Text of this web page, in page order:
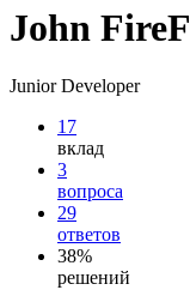
John
Junior Developer
17
вклад
3
вопроса
29
ответов
38%
решений